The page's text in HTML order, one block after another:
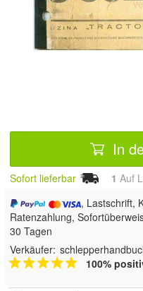
In
Sofort lieferbar 1 Auf
, Lastschrift,
Ratenzahlung,
30 Tagen
Verkäufer:
100%